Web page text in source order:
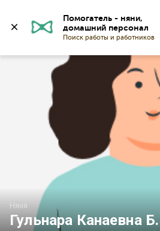
Помогатель - няни,
Поиск работы и работников
Гульнара Канаевна Б.
Няня